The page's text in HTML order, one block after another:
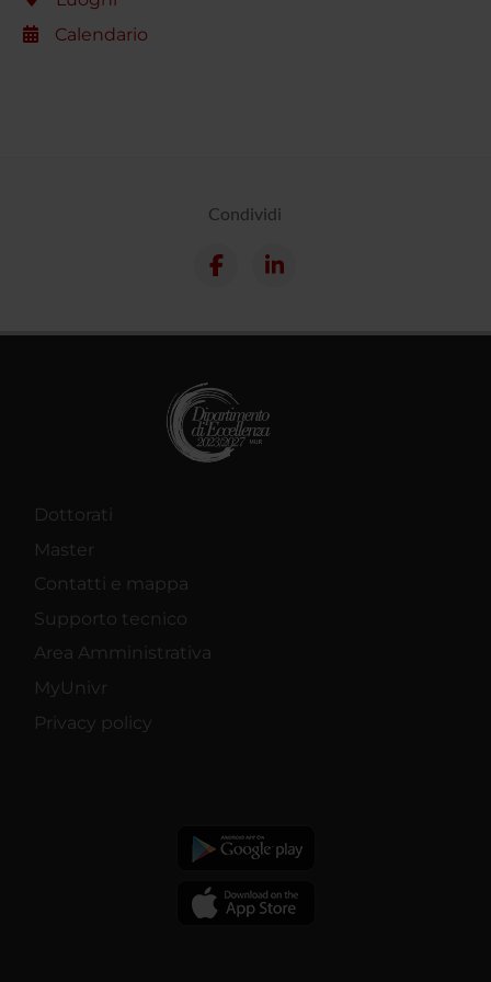
Calendario
Condividi
Dottorati
Master
Contatti e mappa
Supporto tecnico
Area Amministrativa
MyUnivr
Privacy policy